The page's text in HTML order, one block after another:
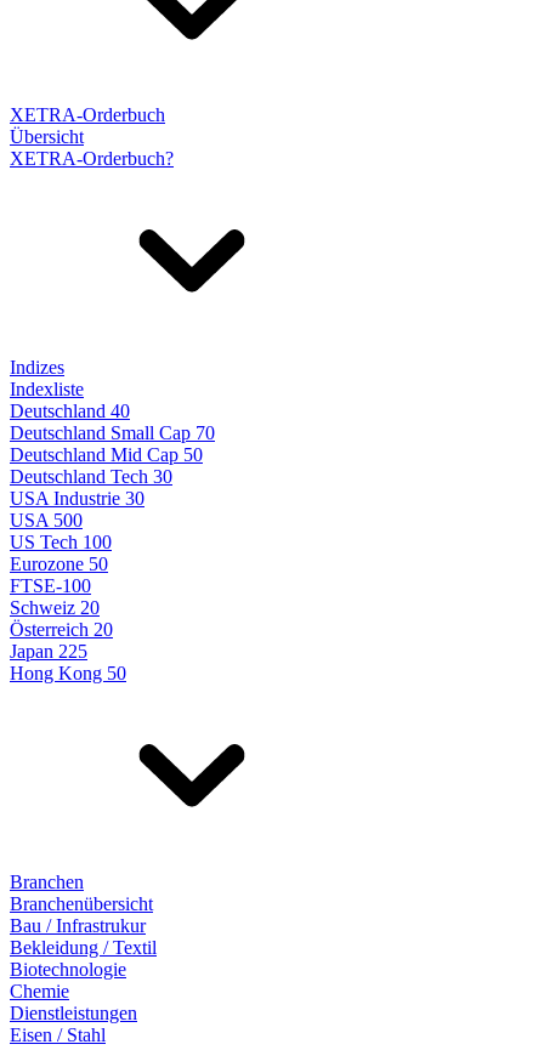
XETRA-Orderbuch
Übersicht
XETRA-Orderbuch?
Indizes
Indexliste
Deutschland 40
Deutschland Small Cap 70
Deutschland Mid Cap 50
Deutschland Tech 30
USA Industrie 30
USA 500
US Tech 100
Eurozone 50
FTSE-100
Schweiz 20
Österreich 20
Japan 225
Hong Kong 50
Branchen
Branchenübersicht
Bau / Infrastrukur
Bekleidung / Textil
Biotechnologie
Chemie
Dienstleistungen
Eisen / Stahl